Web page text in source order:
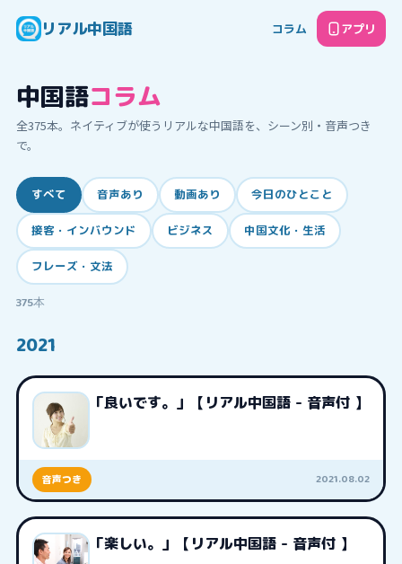
リアル中国語 コラム アプリ
中国語コラム
全375本。ネイティブが使うリアルな中国語を、シーン別・音声つき
で。
すべて 音声あり 動画あり 今日のひとこと
接客・インバウンド ビジネス 中国文化・生活
フレーズ・文法
375本
2021
「良いです。」【リアル中国語 - 音声付 】
音声つき 2021.08.02
「楽しい。」【リアル中国語 - 音声付 】